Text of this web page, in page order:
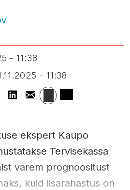
- 11:38
- 11:38
ekspert Kaupo
Tervisekassa
varem prognoositust
kuid lisarahastus on